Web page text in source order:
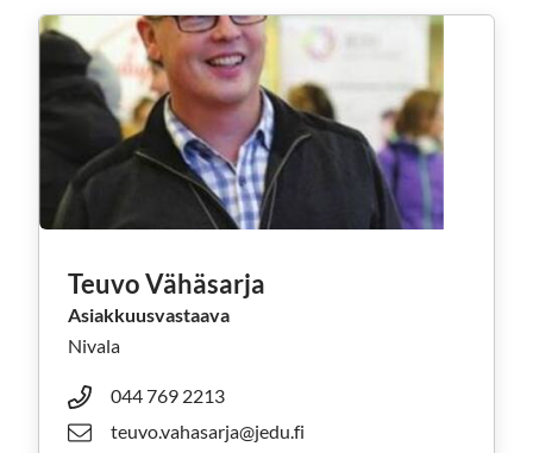
Teuvo Vähäsarja
Asiakkuusvastaava
Nivala
044 769 2213
teuvo.vahasarja@jedu.fi